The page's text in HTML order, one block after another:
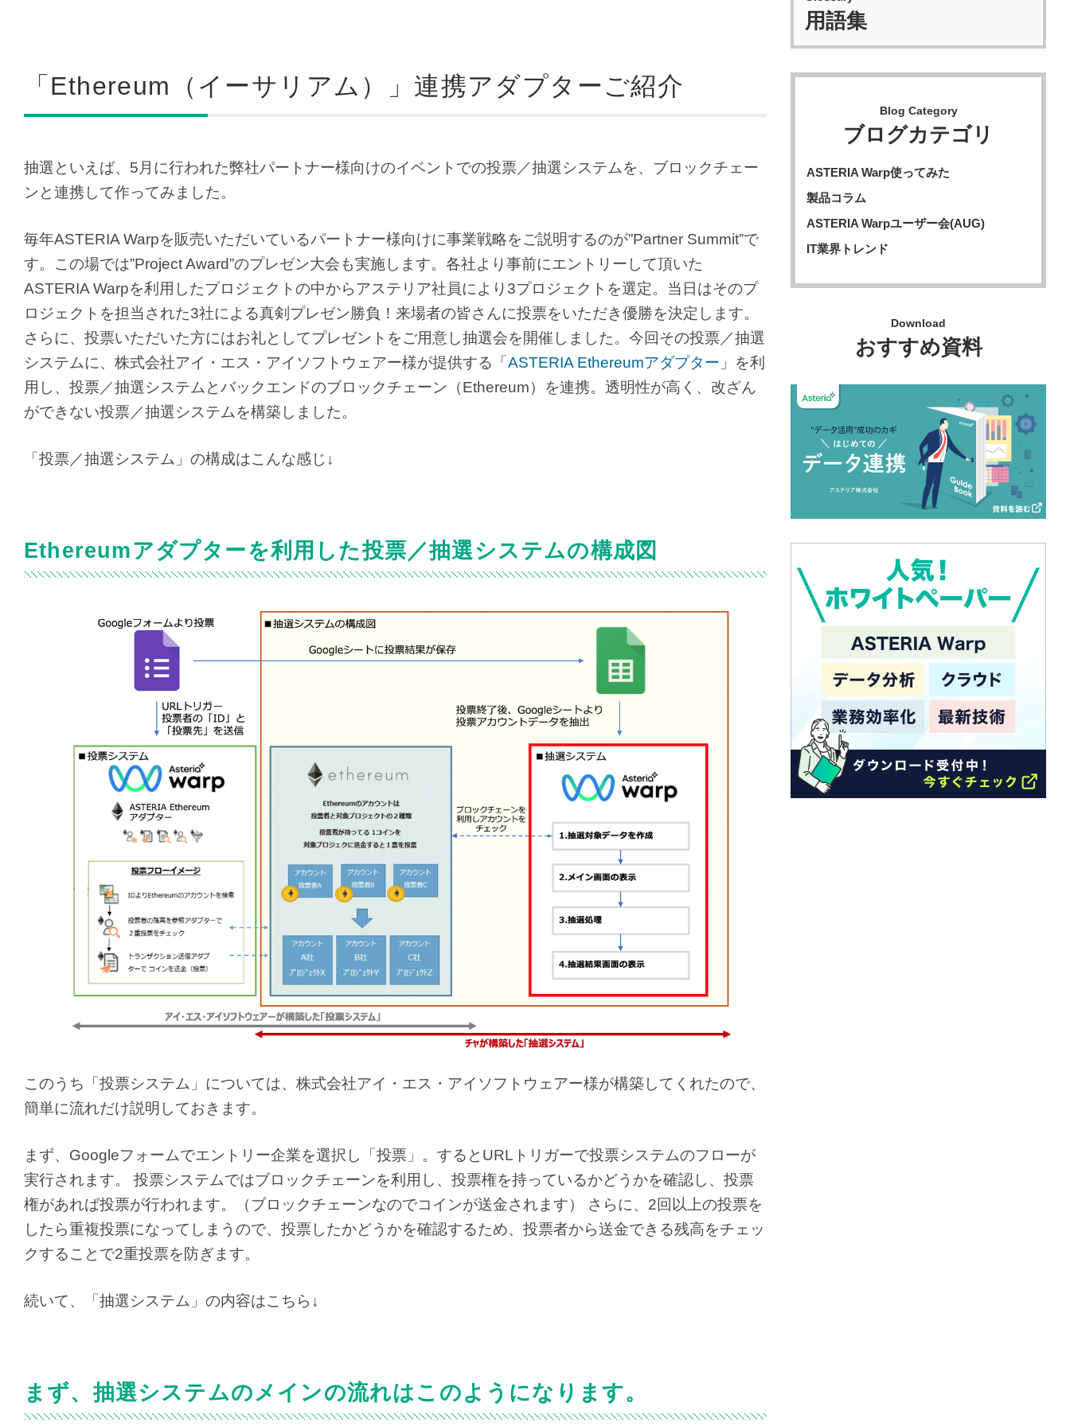
「Ethereum（イーサリアム）」連携アダプターご紹介
抽選といえば、5月に行われた弊社パートナー様向けのイベントでの投票／抽選システムを、ブロックチェー
ンと連携して作ってみました。
毎年ASTERIA Warpを販売いただいているパートナー様向けに事業戦略をご説明するのが”Partner Summit”で
す。この場では”Project Award”のプレゼン大会も実施します。各社より事前にエントリーして頂いた
ASTERIA Warpを利用したプロジェクトの中からアステリア社員により3プロジェクトを選定。当日はそのプ
ロジェクトを担当された3社による真剣プレゼン勝負！来場者の皆さんに投票をいただき優勝を決定します。
さらに、投票いただいた方にはお礼としてプレゼントをご用意し抽選会を開催しました。今回その投票／抽選
システムに、株式会社アイ・エス・アイソフトウェアー様が提供する「 ASTERIA Ethereumアダプター 」を利
用し、投票／抽選システムとバックエンドのブロックチェーン（Ethereum）を連携。透明性が高く、改ざん
ができない投票／抽選システムを構築しました。
「投票／抽選システム」の構成はこんな感じ↓
Ethereumアダプターを利用した投票／抽選システムの構成図
このうち「投票システム」については、株式会社アイ・エス・アイソフトウェアー様が構築してくれたので、
簡単に流れだけ説明しておきます。
まず、Googleフォームでエントリー企業を選択し「投票」。するとURLトリガーで投票システムのフローが
実行されます。 投票システムではブロックチェーンを利用し、投票権を持っているかどうかを確認し、投票
権があれば投票が行われます。（ブロックチェーンなのでコインが送金されます） さらに、2回以上の投票を
したら重複投票になってしまうので、投票したかどうかを確認するため、投票者から送金できる残高をチェッ
クすることで2重投票を防ぎます。
続いて、「抽選システム」の内容はこちら↓
まず、抽選システムのメインの流れはこのようになります。
用語集
Blog Category
ブログカテゴリ
ASTERIA Warp使ってみた
製品コラム
ASTERIA Warpユーザー会(AUG)
IT業界トレンド
Download
おすすめ資料